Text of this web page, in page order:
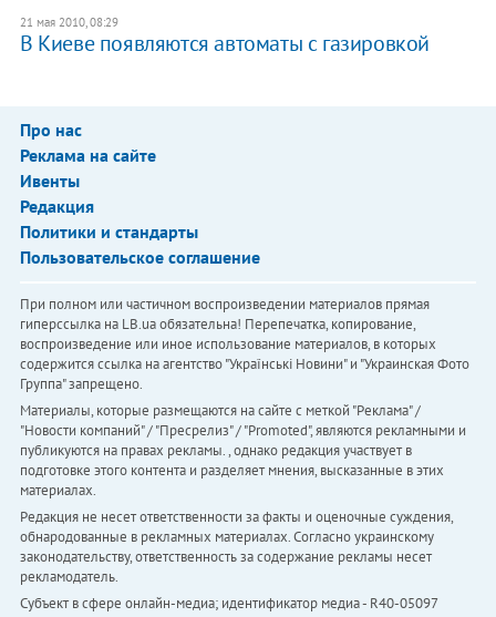
21 мая 2010, 08:29
В Киеве появляются автоматы с газировкой
Про нас
Реклама на сайте
Ивенты
Редакция
Политики и стандарты
Пользовательское соглашение
При полном или частичном воспроизведении материалов прямая
гиперссылка на LB.ua обязательна! Перепечатка, копирование,
воспроизведение или иное использование материалов, в которых
содержится ссылка на агентство "Українськi Новини" и "Украинская Фото
Группа" запрещено.
Материалы, которые размещаются на сайте с меткой "Реклама" /
"Новости компаний" / "Пресрелиз" / "Promoted", являются рекламными и
публикуются на правах рекламы. , однако редакция участвует в
подготовке этого контента и разделяет мнения, высказанные в этих
материалах.
Редакция не несет ответственности за факты и оценочные суждения,
обнародованные в рекламных материалах. Согласно украинскому
законодательству, ответственность за содержание рекламы несет
рекламодатель.
Субъект в сфере онлайн-медиа; идентификатор медиа - R40-05097